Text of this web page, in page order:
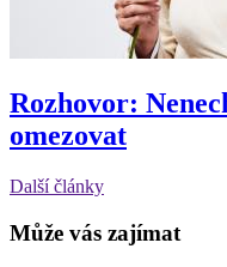
Rozhovor:
omezovat
Další články
Může vás zajímat